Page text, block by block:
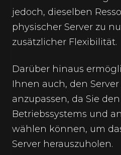
jedoch, dieselben
physischer Server zu
zusätzlicher Flexibilität.
Darüber hinaus
Ihnen auch, den
anzupassen, da Sie
Betriebssystems und
wählen können, um
Server herauszuholen.